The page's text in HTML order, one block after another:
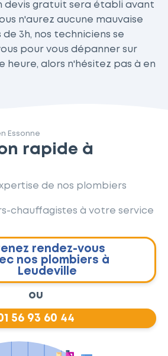
devis gratuit sera établi avant
n'aurez aucune mauvaise
de 3h, nos techniciens se
pour vous dépanner sur
heure, alors n'hésitez pas à en
Essonne
rapide à
de nos plombiers
chauffagistes à votre service
rendez-vous
nos plombiers à
Leudeville
ou
56 93 60 44